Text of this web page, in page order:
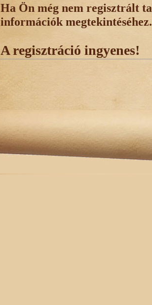
Ha Ön még nem regisztrált
információk megtekintéséhez.
A regisztráció ingyenes!